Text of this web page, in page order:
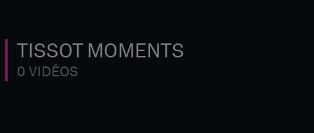
TISSOT MOMENTS
0 VIDÉOS